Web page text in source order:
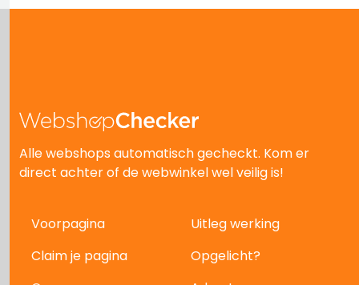
Alle webshops automatisch gecheckt. Kom er
direct achter of de webwinkel wel veilig is!
Voorpagina
Uitleg werking
Claim je pagina
Opgelicht?